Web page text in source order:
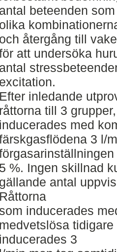
antal beteenden
olika
och återgång till
att undersöka
antal
excitation.
Efter inledande
råttorna till 3
inducerades med
3 l/
5 %. Ingen skillnad
gällande antal
Råttorna
som inducerades
medvetslösa
inducerades 3